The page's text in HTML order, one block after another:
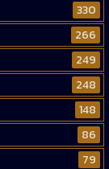
330
266
249
248
148
86
79